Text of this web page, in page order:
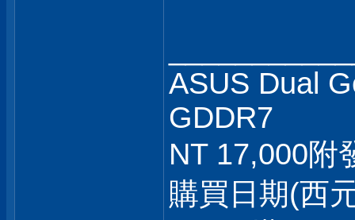
ASUS Dual
GDDR7
NT 17,000附
購買日期(西